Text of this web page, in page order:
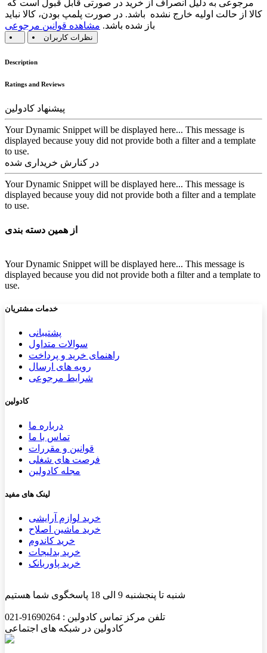
کالا از حالت اولیه خارج نشده باشد. در صورت پلمپ بودن، کالا نباید
باز شده باشد. مشاهده قوانین مرجوعی
نظرات کاربران
Description
Ratings and Reviews
پیشنهاد کادولین
Your Dynamic Snippet will be displayed here... This message is
displayed because youy did not provide both a filter and a template
to use.
در کنارش خریداری شده
Your Dynamic Snippet will be displayed here... This message is
displayed because youy did not provide both a filter and a template
to use.
از همین دسته بندی
Your Dynamic Snippet will be displayed here... This message is
displayed because you did not provide both a filter and a template to
use.
خدمات مشتریان
پشتیب​​انی
سوالات متداول
راهنمای خرید و پرداخت
رویه های ارسال
شرایط مرجوعی
کادولین
درباره ما
تماس با ما
قوانین و مقررات
فرصت های شغلی
مجله کادولین
لینک های مفید
خرید لوازم آرایشی
خرید ماشین اصلاح
خرید کاندوم
خرید بدلیجات
خرید پاوربانک
شنبه تا پنجشنبه 9 الی 18 پاسخگوی شما هستیم
تلفن مرکز تماس کادولین : 91690264-021
کادولین در شبکه های اجتماعی